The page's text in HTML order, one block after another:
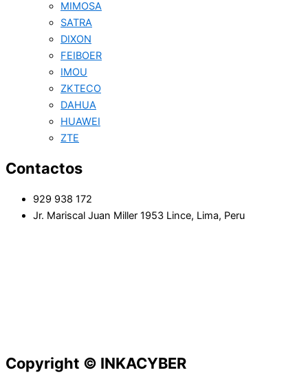
MIMOSA
SATRA
DIXON
FEIBOER
IMOU
ZKTECO
DAHUA
HUAWEI
ZTE
Contactos
929 938 172
Jr. Mariscal Juan Miller 1953 Lince, Lima, Peru
Copyright © INKACYBER